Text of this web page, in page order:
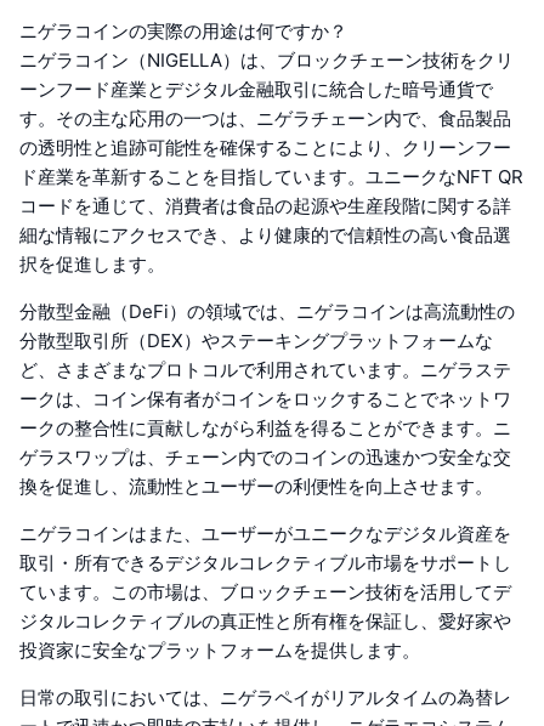
ニゲラコインの実際の用途は何ですか？
ニゲラコイン（NIGELLA）は、ブロックチェーン技術をクリ
ーンフード産業とデジタル金融取引に統合した暗号通貨で
す。その主な応用の一つは、ニゲラチェーン内で、食品製品
の透明性と追跡可能性を確保することにより、クリーンフー
ド産業を革新することを目指しています。ユニークなNFT QR
コードを通じて、消費者は食品の起源や生産段階に関する詳
細な情報にアクセスでき、より健康的で信頼性の高い食品選
択を促進します。
分散型金融（DeFi）の領域では、ニゲラコインは高流動性の
分散型取引所（DEX）やステーキングプラットフォームな
ど、さまざまなプロトコルで利用されています。ニゲラステ
ークは、コイン保有者がコインをロックすることでネットワ
ークの整合性に貢献しながら利益を得ることができます。ニ
ゲラスワップは、チェーン内でのコインの迅速かつ安全な交
換を促進し、流動性とユーザーの利便性を向上させます。
ニゲラコインはまた、ユーザーがユニークなデジタル資産を
取引・所有できるデジタルコレクティブル市場をサポートし
ています。この市場は、ブロックチェーン技術を活用してデ
ジタルコレクティブルの真正性と所有権を保証し、愛好家や
投資家に安全なプラットフォームを提供します。
日常の取引においては、ニゲラペイがリアルタイムの為替レ